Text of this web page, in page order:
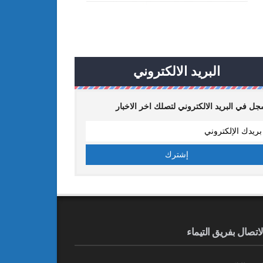
البريد الالكتروني
في البريد الالكتروني لتصلك اخر الاخبار
الاتصال بفريق التيماء